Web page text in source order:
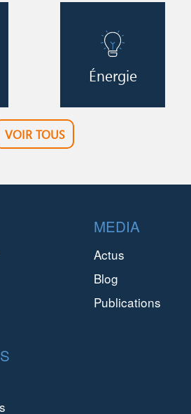
Énergie
VOIR TOUS
MEDIA
Actus
Blog
Publications